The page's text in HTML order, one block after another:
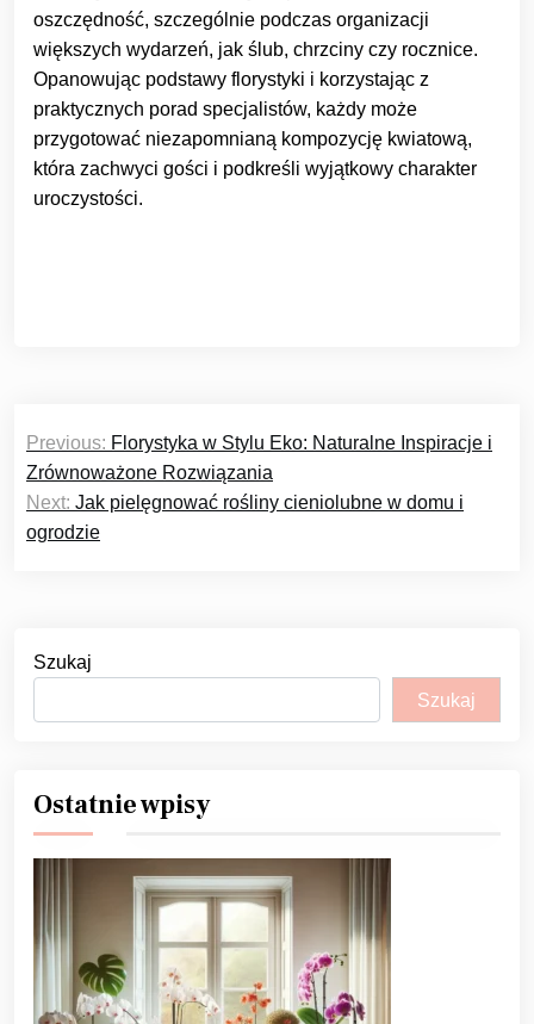
oszczędność, szczególnie podczas organizacji
większych wydarzeń, jak ślub, chrzciny czy rocznice.
Opanowując podstawy florystyki i korzystając z
praktycznych porad specjalistów, każdy może
przygotować niezapomnianą kompozycję kwiatową,
która zachwyci gości i podkreśli wyjątkowy charakter
uroczystości.
Nawigacja
wpisu
Previous: Florystyka w Stylu Eko: Naturalne Inspiracje i
Zrównoważone Rozwiązania
Next: Jak pielęgnować rośliny cieniolubne w domu i
ogrodzie
Szukaj
Szukaj
Ostatnie wpisy